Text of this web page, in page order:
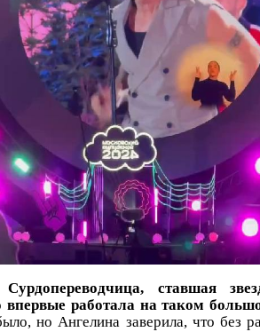
ставшая
впервые работала на таком
но Ангелина заверила, что без